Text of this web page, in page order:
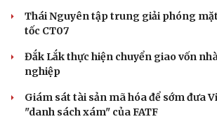
Thái Nguyên tập trung giải phóng
tốc CT07
Đắk Lắk thực hiện chuyển giao vốn
nghiệp
Giám sát tài sản mã hóa để sớm đưa
"danh sách xám" của FATF